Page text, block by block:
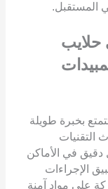
المستقبل.
بخبرة طويلة
التقنيات
دقيق في الأماكن
الإجراءات
على مواد آمنة